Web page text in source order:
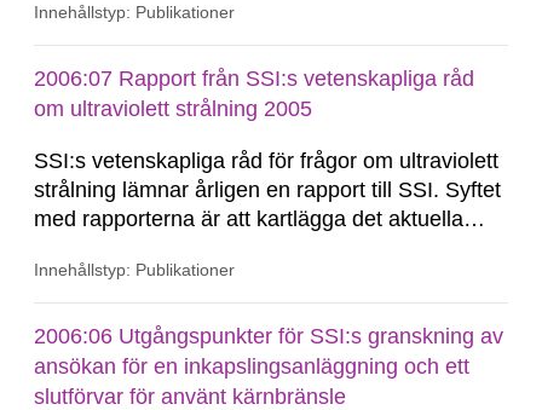
kärnkraftreaktorer och rivning av kärnkraftverken.
juni lämnas till Statens kärnkraftinspektion...
Innehållstyp: Publikationer
2006:07 Rapport från SSI:s vetenskapliga råd
om ultraviolett strålning 2005
SSI:s vetenskapliga råd för frågor om ultraviolett
strålning lämnar årligen en rapport till SSI. Syftet
med rapporterna är att kartlägga det aktuella
olika områden som är av betydelse för
behandlas bland annat den stegrade
ökningstakten...
Innehållstyp: Publikationer
2006:06 Utgångspunkter för SSI:s granskning av
ansökan för en inkapslingsanläggning och ett
slutförvar för använt kärnbränsle